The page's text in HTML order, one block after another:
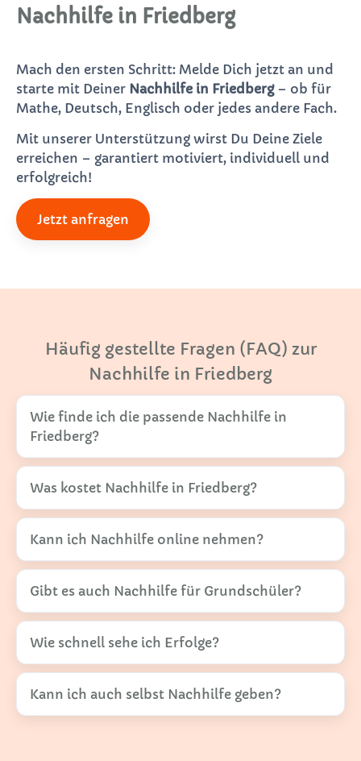
Nachhilfe in Friedberg
Mach den ersten Schritt: Melde Dich jetzt an und
starte mit Deiner Nachhilfe in Friedberg– ob für
Mathe, Deutsch, Englisch oder jedes andere Fach.
Mit unserer Unterstützung wirst Du Deine Ziele
erreichen – garantiert motiviert, individuell und
erfolgreich!
Jetzt anfragen
Häufig gestellte Fragen (FAQ) zur
Nachhilfe in Friedberg
Wie finde ich die passende Nachhilfe in
Friedberg?
Was kostet Nachhilfe in Friedberg?
Kann ich Nachhilfe online nehmen?
Gibt es auch Nachhilfe für Grundschüler?
Wie schnell sehe ich Erfolge?
Kann ich auch selbst Nachhilfe geben?